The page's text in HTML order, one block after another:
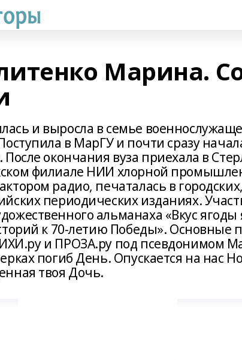
Марина.
и выросла в семье
в МарГУ и почти сразу
После окончания вуза приехала в
филиале НИИ хлорной
радио, печаталась в городских,
периодических изданиях.
альманаха «Вкус ягоды
к 70-летию Победы». Основные
и ПРОЗА.ру под псевдонимом
погиб День. Опускается на нас
твоя Дочь.